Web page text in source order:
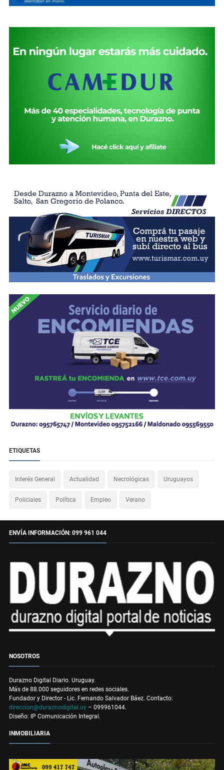
ETIQUETAS
Interés General Actualidad Necrológicas Uruguayos
Policiales Política Empleo Verano
ENVÍA INFORMACIÓN: 099 961 044
NOSOTROS
Durazno Digital Diario. Uruguay.
Más de 88.000 seguidores en redes sociales.
Fundador y Director - Lic. Fernando Salvador Báez. Contacto:
direccion@duraznodigital.uy – 099961044.
Diseño: IP Comunicación Integral.
INMOBILIARIA